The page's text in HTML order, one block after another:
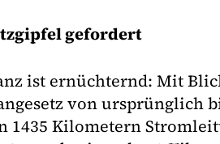
gefordert
ist ernüchternd: Mit
von ursprünglich
1435 Kilometern